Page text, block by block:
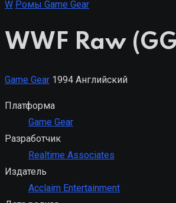
W Ромы Game Gear
WWF Raw
Game Gear 1994 Английский
Платформа
Game Gear
Разработчик
Realtime Associates
Издатель
Acclaim Entertainment